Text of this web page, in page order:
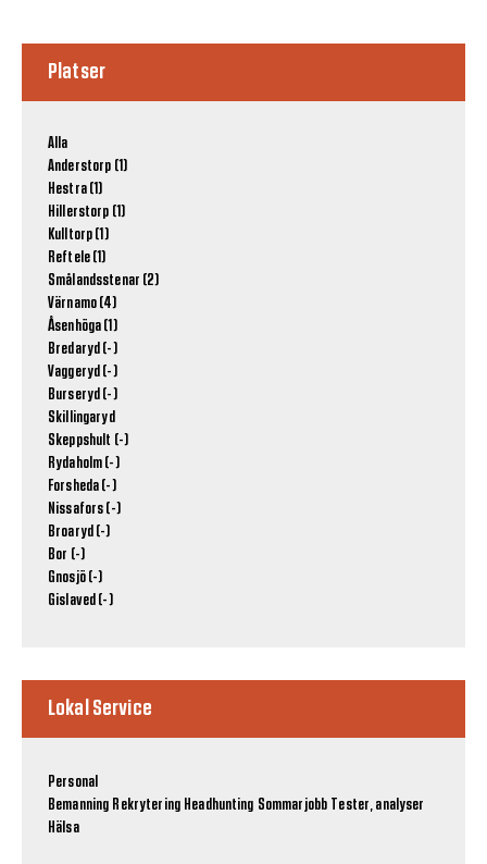
Platser
Alla
Anderstorp (1)
Hestra (1)
Hillerstorp (1)
Kulltorp (1)
Reftele (1)
Smålandsstenar (2)
Värnamo (4)
Åsenhöga (1)
Bredaryd (-)
Vaggeryd (-)
Burseryd (-)
Skillingaryd
Skeppshult (-)
Rydaholm (-)
Forsheda (-)
Nissafors (-)
Broaryd (-)
Bor (-)
Gnosjö (-)
Gislaved (-)
Lokal Service
Personal
Bemanning Rekrytering Headhunting Sommarjobb Tester, analyser
Hälsa